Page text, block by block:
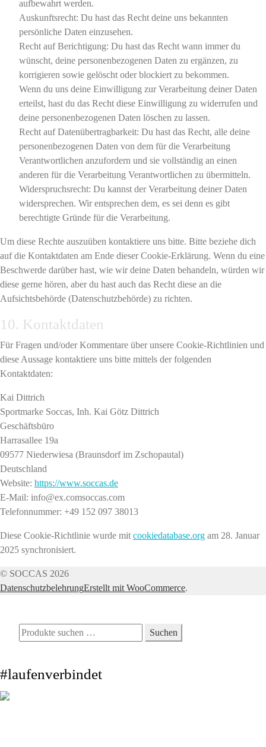
aufbewahrt werden.
Auskunftsrecht: Du hast das Recht deine uns bekannten
persönliche Daten einzusehen.
Recht auf Berichtigung: Du hast das Recht wann immer du
wünscht, deine personenbezogenen Daten zu ergänzen, zu
korrigieren sowie gelöscht oder blockiert zu bekommen.
Wenn du uns deine Einwilligung zur Verarbeitung deiner Daten
erteilst, hast du das Recht diese Einwilligung zu widerrufen und
deine personenbezogenen Daten löschen zu lassen.
Recht auf Datenübertragbarkeit: Du hast das Recht, alle deine
personenbezogenen Daten von dem für die Verarbeitung
Verantwortlichen anzufordern und sie vollständig an einen
anderen für die Verarbeitung Verantwortlichen zu übermitteln.
Widerspruchsrecht: Du kannst der Verarbeitung deiner Daten
widersprechen. Wir entsprechen dem, es sei denn es gibt
berechtigte Gründe für die Verarbeitung.
Um diese Rechte auszuüben kontaktiere uns bitte. Bitte beziehe dich
auf die Kontaktdaten am Ende dieser Cookie-Erklärung. Wenn du eine
Beschwerde darüber hast, wie wir deine Daten behandeln, würden wir
diese gerne hören, aber du hast auch das Recht diese an die
Aufsichtsbehörde (Datenschutzbehörde) zu richten.
10. Kontaktdaten
Für Fragen und/oder Kommentare über unsere Cookie-Richtlinien und
diese Aussage kontaktiere uns bitte mittels der folgenden
Kontaktdaten:
Kai Dittrich
Sportmarke Soccas, Inh. Kai Götz Dittrich
Geschäftsbüro
Harrasallee 19a
09577 Niederwiesa (Braunsdorf im Zschopautal)
Deutschland
Website: https://www.soccas.de
E-Mail: info@ex.comsoccas.com
Telefonnummer: +49 152 097 38013
Diese Cookie-Richtlinie wurde mit cookiedatabase.org am 28. Januar
2025 synchronisiert.
© SOCCAS 2026
DatenschutzbelehrungErstellt mit WooCommerce.
Suchen
nach:
Suchen
#laufenverbindet